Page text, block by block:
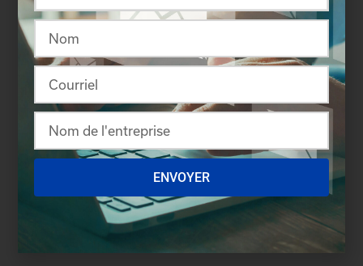
L’Aristocrate / Hôtel SEPIA
– M. Robert Piché, vice-président, ventes et
développement des affaires, Déménagement &
transport Dolbec inc.
– M. Denis Ricard, vice-président exécutif,
développement des affaires, Industrielle Alliance,
Assurance et services financiers
– Mme Caroline St-Jacques, directrice générale,
affaires publiques et relations avec la
communauté, Caisse de dépôt et placement du
ENVOYER